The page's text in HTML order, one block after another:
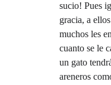
sucio! Pues
gracia, a
muchos les
cuanto se le
un gato
areneros